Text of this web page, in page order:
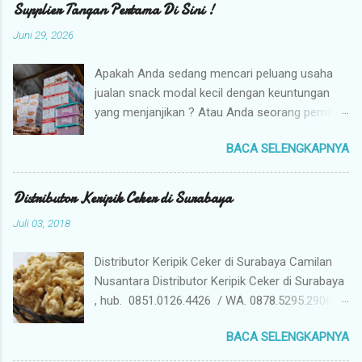
Supplier Tangan Pertama Di Sini !
Juni 29, 2026
Apakah Anda sedang mencari peluang usaha
jualan snack modal kecil dengan keuntungan
yang menjanjikan ? Atau Anda seorang pemilik
tangan pertama dengan harga grosir camilan
kiloan termurah ? Camilan Nusantara hadir
sebagai jawaban atas kebutuhan bisnis Anda !
Kami adalah distributor snack nusantara
berkualitas premium langsung dari gudang
pusat (tangan pertama). Mengapa Memilih
Camilan Nusantara sebagai Mitra Bisnis Anda ?
adalah distributor utama, Anda mendapatkan
BACA SELENGKAPNYA
Distributor Keripik Ceker di Surabaya
Juli 03, 2018
Distributor Keripik Ceker di Surabaya Camilan
Nusantara Distributor Keripik Ceker di Surabaya
, hub. 0851.0126.4426 / WA. 0878.5295.2906 /
memiliki banyak manfaat ceker ayam bagi
tubuh terutama kandungan asam amino prolin
BACA SELENGKAPNYA